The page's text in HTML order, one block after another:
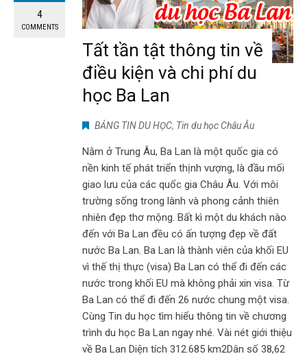
4
COMMENTS
Tất tần tật thông tin về
điều kiện và chi phí du
học Ba Lan
BẢNG TIN DU HỌC, Tin du học Châu Âu
Nằm ở Trung Âu, Ba Lan là một quốc gia có
nền kinh tế phát triển thịnh vượng, là đầu mối
giao lưu của các quốc gia Châu Âu. Với môi
trường sống trong lành và phong cảnh thiên
nhiên đẹp thơ mộng. Bất kì một du khách nào
đến với Ba Lan đều có ấn tượng đẹp về đất
nước Ba Lan. Ba Lan là thành viên của khối EU
vì thế thị thực (visa) Ba Lan có thể đi đến các
nước trong khối EU mà không phải xin visa. Từ
Ba Lan có thể đi đến 26 nước chung một visa.
Cùng Tin du học tìm hiểu thông tin về chương
trình du học Ba Lan ngay nhé. Vài nét giới thiệu
về Ba Lan Diện tích 312.685 km2Dân số 38,62